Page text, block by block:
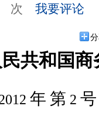
次 我要评论
共和国商
年 第 2 号